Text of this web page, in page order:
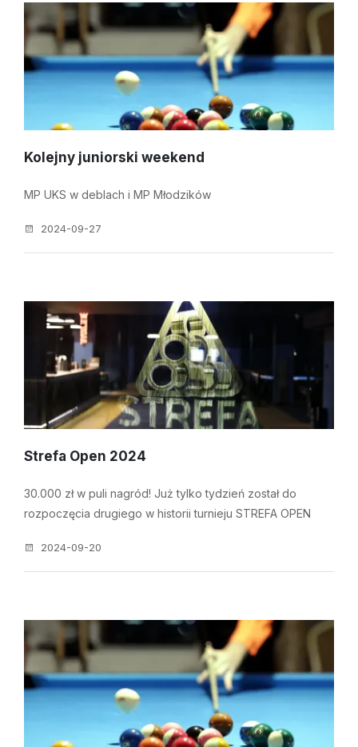
Kolejny juniorski weekend
MP UKS w deblach i MP Młodzików
2024-09-27
Strefa Open 2024
30.000 zł w puli nagród! Już tylko tydzień został do
rozpoczęcia drugiego w historii turnieju STREFA OPEN
2024-09-20